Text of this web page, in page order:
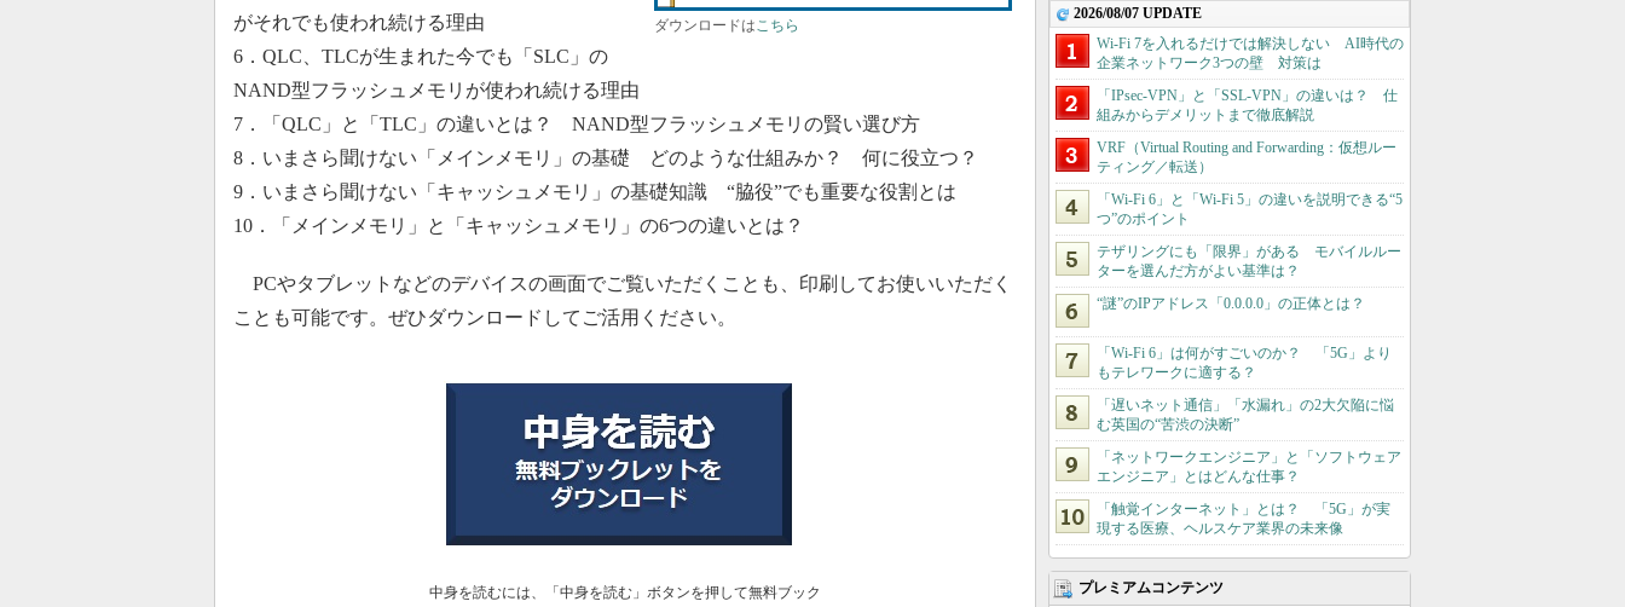
ダウンロードはこちら
がそれでも使われ続ける理由
6．QLC、TLCが生まれた今でも「SLC」の
NAND型フラッシュメモリが使われ続ける理由
7．「QLC」と「TLC」の違いとは？ NAND型フラッシュメモリの賢い選び方
8．いまさら聞けない「メインメモリ」の基礎 どのような仕組みか？ 何に役立つ？
9．いまさら聞けない「キャッシュメモリ」の基礎知識 “脇役”でも重要な役割とは
10．「メインメモリ」と「キャッシュメモリ」の6つの違いとは？
PCやタブレットなどのデバイスの画面でご覧いただくことも、印刷してお使いいただく
ことも可能です。ぜひダウンロードしてご活用ください。
中身を読むには、「中身を読む」ボタンを押して無料ブック
2026/08/07 UPDATE
Wi-Fi 7を入れるだけでは解決しない AI時代の
企業ネットワーク3つの壁 対策は
「IPsec-VPN」と「SSL-VPN」の違いは？ 仕
組みからデメリットまで徹底解説
VRF（Virtual Routing and Forwarding：仮想ルー
ティング／転送）
「Wi-Fi 6」と「Wi-Fi 5」の違いを説明できる“5
つ”のポイント
テザリングにも「限界」がある モバイルルー
ターを選んだ方がよい基準は？
“謎”のIPアドレス「0.0.0.0」の正体とは？
「Wi-Fi 6」は何がすごいのか？ 「5G」より
もテレワークに適する？
「遅いネット通信」「水漏れ」の2大欠陥に悩
む英国の“苦渋の決断”
「ネットワークエンジニア」と「ソフトウェア
エンジニア」とはどんな仕事？
「触覚インターネット」とは？ 「5G」が実
現する医療、ヘルスケア業界の未来像
プレミアムコンテンツ